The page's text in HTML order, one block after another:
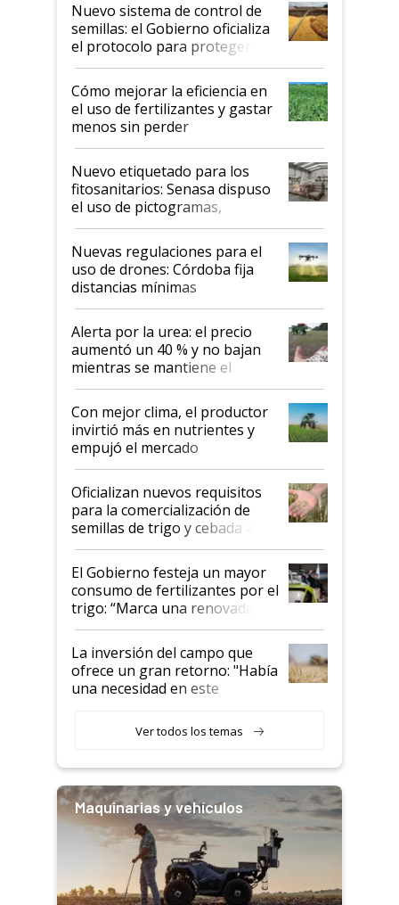
Nuevo sistema de control de
semillas: el Gobierno oficializa
el protocolo para proteger la
propiedad intelectual
Cómo mejorar la eficiencia en
el uso de fertilizantes y gastar
menos sin perder
productividad en la campaña
fina
Nuevo etiquetado para los
fitosanitarios: Senasa dispuso
el uso de pictogramas,
palabras de advertencia e
indicaciones
Nuevas regulaciones para el
uso de drones: Córdoba fija
distancias mínimas
Alerta por la urea: el precio
aumentó un 40 % y no bajan
mientras se mantiene el
conflicto en Medio Oriente
Con mejor clima, el productor
invirtió más en nutrientes y
empujó el mercado
Oficializan nuevos requisitos
para la comercialización de
semillas de trigo y cebada a
granel
El Gobierno festeja un mayor
consumo de fertilizantes por el
trigo: “Marca una renovada
confianza de los productores”
La inversión del campo que
ofrece un gran retorno: "Había
una necesidad en este
Ver todos los temas
Maquinarias y vehículos